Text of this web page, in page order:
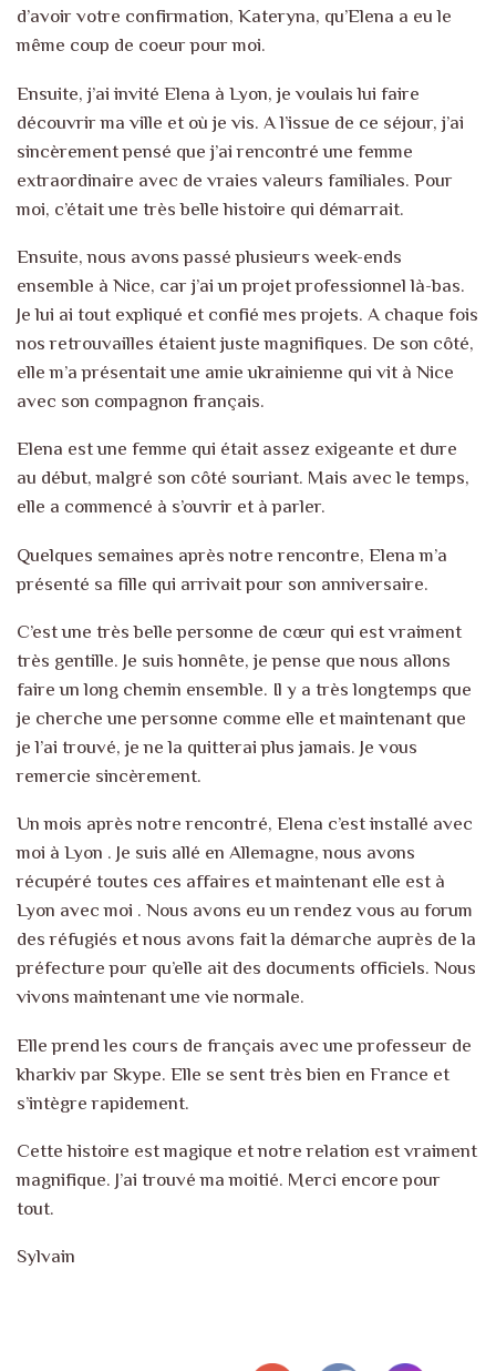
d’avoir votre confirmation, Kateryna, qu’Elena a eu le
même coup de coeur pour moi.
Ensuite, j’ai invité Elena à Lyon, je voulais lui faire
découvrir ma ville et où je vis. A l’issue de ce séjour, j’ai
sincèrement pensé que j’ai rencontré une femme
extraordinaire avec de vraies valeurs familiales. Pour
moi, c’était une très belle histoire qui démarrait.
Ensuite, nous avons passé plusieurs week-ends
ensemble à Nice, car j’ai un projet professionnel là-bas.
Je lui ai tout expliqué et confié mes projets. A chaque fois
nos retrouvailles étaient juste magnifiques. De son côté,
elle m’a présentait une amie ukrainienne qui vit à Nice
avec son compagnon français.
Elena est une femme qui était assez exigeante et dure
au début, malgré son côté souriant. Mais avec le temps,
elle a commencé à s’ouvrir et à parler.
Quelques semaines après notre rencontre, Elena m’a
présenté sa fille qui arrivait pour son anniversaire.
C’est une très belle personne de cœur qui est vraiment
très gentille. Je suis honnête, je pense que nous allons
faire un long chemin ensemble. Il y a très longtemps que
je cherche une personne comme elle et maintenant que
je l’ai trouvé, je ne la quitterai plus jamais. Je vous
remercie sincèrement.
Un mois après notre rencontré, Elena c’est installé avec
moi à Lyon . Je suis allé en Allemagne, nous avons
récupéré toutes ces affaires et maintenant elle est à
Lyon avec moi . Nous avons eu un rendez vous au forum
des réfugiés et nous avons fait la démarche auprès de la
préfecture pour qu’elle ait des documents officiels. Nous
vivons maintenant une vie normale.
Elle prend les cours de français avec une professeur de
kharkiv par Skype. Elle se sent très bien en France et
s’intègre rapidement.
Cette histoire est magique et notre relation est vraiment
magnifique. J’ai trouvé ma moitié. Merci encore pour
tout.
Sylvain